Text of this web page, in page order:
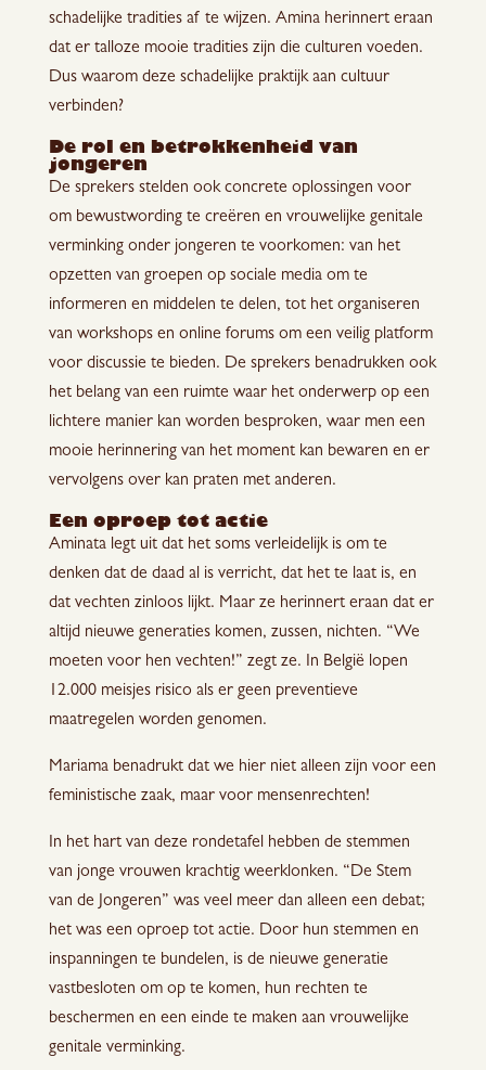
schadelijke tradities af te wijzen. Amina herinnert eraan
dat er talloze mooie tradities zijn die culturen voeden.
Dus waarom deze schadelijke praktijk aan cultuur
verbinden?
De rol en betrokkenheid van
jongeren
De sprekers stelden ook concrete oplossingen voor
om bewustwording te creëren en vrouwelijke genitale
verminking onder jongeren te voorkomen: van het
opzetten van groepen op sociale media om te
informeren en middelen te delen, tot het organiseren
van workshops en online forums om een veilig platform
voor discussie te bieden. De sprekers benadrukken ook
het belang van een ruimte waar het onderwerp op een
lichtere manier kan worden besproken, waar men een
mooie herinnering van het moment kan bewaren en er
vervolgens over kan praten met anderen.
Een oproep tot actie
Aminata legt uit dat het soms verleidelijk is om te
denken dat de daad al is verricht, dat het te laat is, en
dat vechten zinloos lijkt. Maar ze herinnert eraan dat er
altijd nieuwe generaties komen, zussen, nichten. “We
moeten voor hen vechten!” zegt ze. In België lopen
12.000 meisjes risico als er geen preventieve
maatregelen worden genomen.
Mariama benadrukt dat we hier niet alleen zijn voor een
feministische zaak, maar voor mensenrechten!
In het hart van deze rondetafel hebben de stemmen
van jonge vrouwen krachtig weerklonken. “De Stem
van de Jongeren” was veel meer dan alleen een debat;
het was een oproep tot actie. Door hun stemmen en
inspanningen te bundelen, is de nieuwe generatie
vastbesloten om op te komen, hun rechten te
beschermen en een einde te maken aan vrouwelijke
genitale verminking.